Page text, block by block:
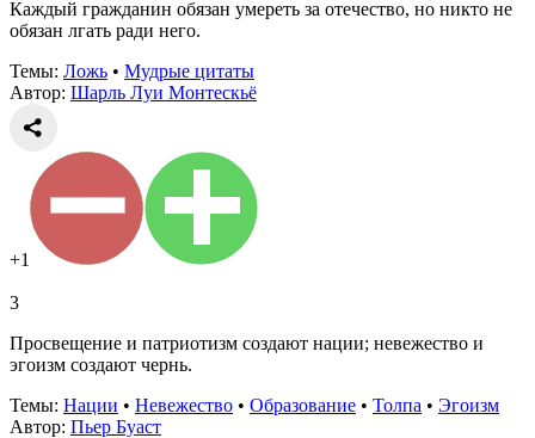
Каждый гражданин обязан умереть за отечество, но никто не
обязан лгать ради него.
Темы: Ложь • Мудрые цитаты
Автор: Шарль Луи Монтескьё
+1
3
Просвещение и патриотизм создают нации; невежество и
эгоизм создают чернь.
Темы: Нации • Невежество • Образование • Толпа • Эгоизм
Автор: Пьер Буаст